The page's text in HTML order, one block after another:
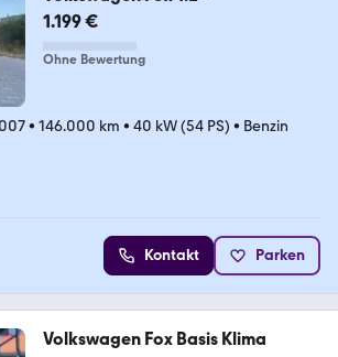
1.199 €
Ohne Bewertung
• 146.000 km • 40 kW (54 PS) • Benzin
Kontakt Parken
Volkswagen Fox Basis Klima